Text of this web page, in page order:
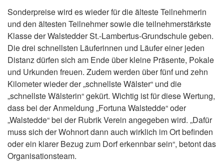
Sonderpreise wird es wieder für die älteste Teilnehmerin
und den ältesten Teilnehmer sowie die teilnehmerstärkste
Klasse der Walstedder St.-Lambertus-Grundschule geben.
Die drei schnellsten Läuferinnen und Läufer einer jeden
Distanz dürfen sich am Ende über kleine Präsente, Pokale
und Urkunden freuen. Zudem werden über fünf und zehn
Kilometer wieder der „schnellste Wälster“ und die
„schnellste Wälsterin“ gekürt. Wichtig ist für diese Wertung,
dass bei der Anmeldung „Fortuna Walstedde“ oder
„Walstedde“ bei der Rubrik Verein angegeben wird. „Dafür
muss sich der Wohnort dann auch wirklich im Ort befinden
oder ein klarer Bezug zum Dorf erkennbar sein“, betont das
Organisationsteam.